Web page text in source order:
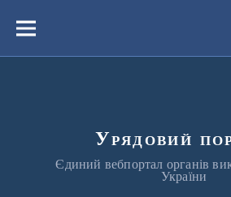
вмістуМеню
Урядовий
Єдиний вебпортал органів
України